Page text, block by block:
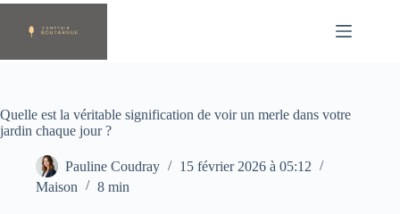
Passer
contenu
Quelle est la véritable signification de voir un merle dans votre
jardin chaque jour ?
Pauline Coudray
15 février 2026 à 05:12
Maison
8 min